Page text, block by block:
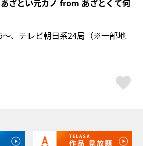
ざとい元カノ from あざとくて何
、テレビ朝日系24局（※一部地